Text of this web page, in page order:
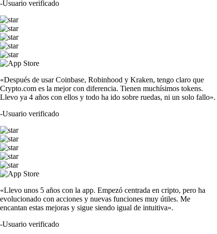
-Usuario verificado
«Después de usar Coinbase, Robinhood y Kraken, tengo claro que
Crypto.com es la mejor con diferencia. Tienen muchísimos tokens.
Llevo ya 4 años con ellos y todo ha ido sobre ruedas, ni un solo fallo».
-Usuario verificado
«Llevo unos 5 años con la app. Empezó centrada en cripto, pero ha
evolucionado con acciones y nuevas funciones muy útiles. Me
encantan estas mejoras y sigue siendo igual de intuitiva».
-Usuario verificado